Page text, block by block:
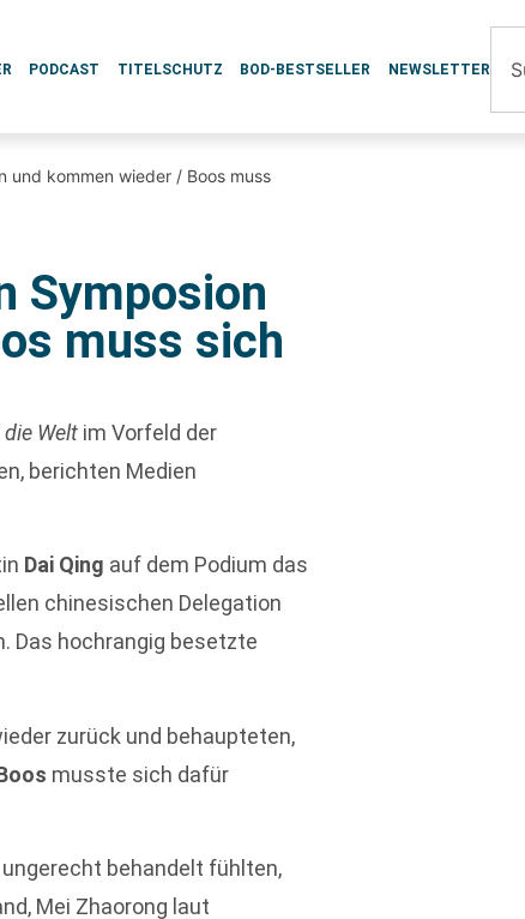
PODCAST TITELSCHUTZ BOD-BESTSELLER NEWSLETTER
und kommen wieder / Boos muss
Symposion
muss sich
Welt im Vorfeld der
berichten Medien
Dai Qing auf dem Podium das
chinesischen Delegation
Das hochrangig besetzte
zurück und behaupteten,
musste sich dafür
behandelt fühlten,
Mei Zhaorong laut